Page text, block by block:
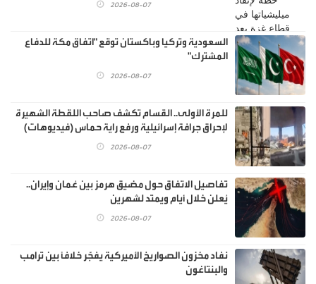
2026-08-07
السعودية وتركيا وباكستان توقع "اتفاق مكة للدفاع
المشترك"
2026-08-07
للمرة الأولى.. القسام تكشف صاحب اللقطة الشهيرة
لإحراق جرافة إسرائيلية ورفع راية حماس (فيديوهات)
2026-08-07
تفاصيل الاتفاق حول مضيق هرمز بين عُمان وإيران..
يُعلن خلال أيام ويمتد لشهرين
2026-08-07
نفاد مخزون الصواريخ الأميركية يفجّر خلافًا بين ترامب
والبنتاغون